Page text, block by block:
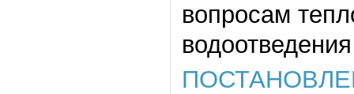
вопросам